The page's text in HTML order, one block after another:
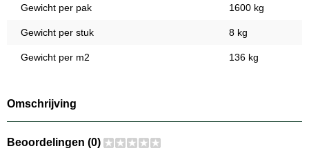
Gewicht per pak 1600 kg
Gewicht per stuk 8 kg
Gewicht per m2 136 kg
Omschrijving
Beoordelingen (0)